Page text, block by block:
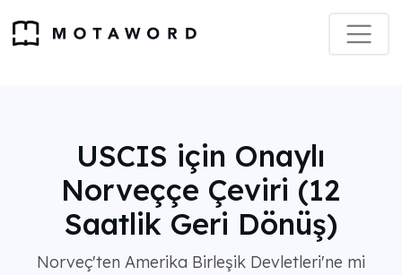
USCIS için Onaylı
Norveççe Çeviri (12
Saatlik Geri Dönüş)
Norveç'ten Amerika Birleşik Devletleri'ne mi